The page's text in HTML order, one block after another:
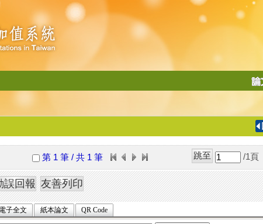
導
第 1 筆 / 共 1 筆 /1 頁
電子全文 紙本論文 QR Code